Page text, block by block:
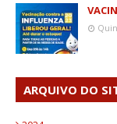
ARQUIVO DO